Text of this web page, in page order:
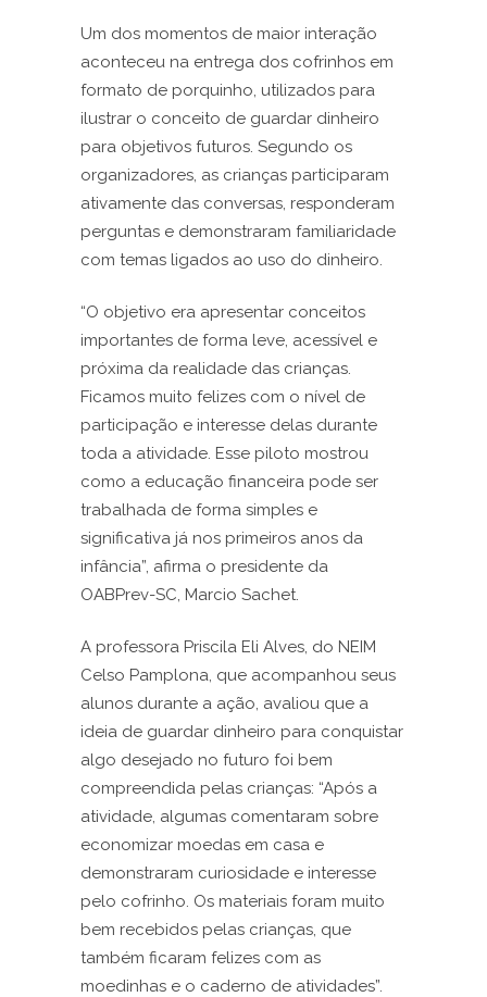
Um dos momentos de maior interação
aconteceu na entrega dos cofrinhos em
formato de porquinho, utilizados para
ilustrar o conceito de guardar dinheiro
para objetivos futuros. Segundo os
organizadores, as crianças participaram
ativamente das conversas, responderam
perguntas e demonstraram familiaridade
com temas ligados ao uso do dinheiro.
“O objetivo era apresentar conceitos
importantes de forma leve, acessível e
próxima da realidade das crianças.
Ficamos muito felizes com o nível de
participação e interesse delas durante
toda a atividade. Esse piloto mostrou
como a educação financeira pode ser
trabalhada de forma simples e
significativa já nos primeiros anos da
infância”, afirma o presidente da
OABPrev-SC, Marcio Sachet.
A professora Priscila Eli Alves, do NEIM
Celso Pamplona, que acompanhou seus
alunos durante a ação, avaliou que a
ideia de guardar dinheiro para conquistar
algo desejado no futuro foi bem
compreendida pelas crianças: “Após a
atividade, algumas comentaram sobre
economizar moedas em casa e
demonstraram curiosidade e interesse
pelo cofrinho. Os materiais foram muito
bem recebidos pelas crianças, que
também ficaram felizes com as
moedinhas e o caderno de atividades”.